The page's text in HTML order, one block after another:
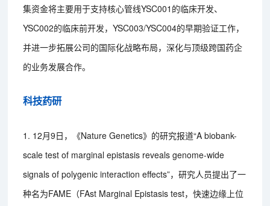
集资金将主要用于支持核心管线YSC001的临床开发、
YSC002的临床前开发，YSC003/YSC004的早期验证工作，
并进一步拓展公司的国际化战略布局，深化与顶级跨国药企
的业务发展合作。
科技药研
1. 12月9日，《Nature Genetics》的研究报道“A biobank-
scale test of marginal epistasis reveals genome-wide
signals of polygenic interaction effects”，研究人员提出了一
种名为FAME（FAst Marginal Epistasis test，快速边缘上位